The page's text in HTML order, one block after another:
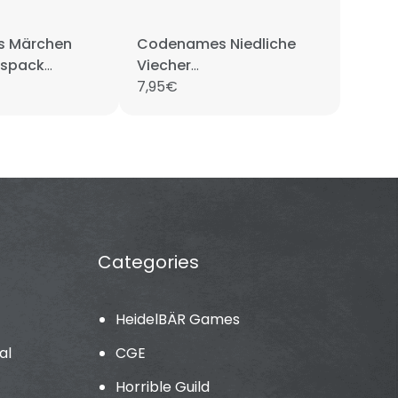
Märchen
Codenames Niedliche
Viecher
Erweiterungspack
7,95€
Categories
HeidelBÄR Games
CGE
Horrible Guild